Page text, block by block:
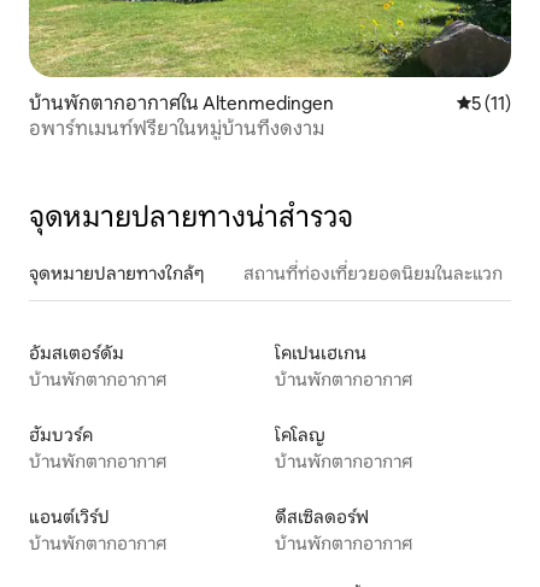
บ้านพักตากอากาศใน Altenmedingen คะแนนเฉ
5 (11)
อพาร์ทเมนท์ฟรียาในหมู่บ้านที่งดงาม
จุดหมายปลายทางน่าสำรวจ
จุดหมายปลายทางใกล้ๆ สถานที่ท่องเที่ยวยอดนิยมในละแวก
อัมสเตอร์ดัม
บ้านพักตากอากาศ
โคเปนเฮเกน
บ้านพักตากอากาศ
ฮัมบวร์ค
บ้านพักตากอากาศ
โคโลญ
บ้านพักตากอากาศ
แอนต์เวิร์ป
บ้านพักตากอากาศ
ดึสเซิลดอร์ฟ
บ้านพักตากอากาศ